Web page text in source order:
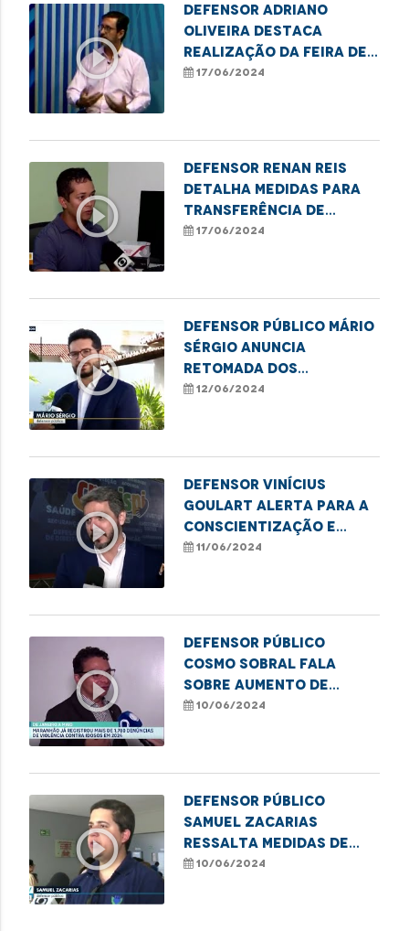
play_circle_outline
Defensor Adriano
Oliveira destaca
realização da Feira de
Empreendedorismo e do
Imperatriz
17/06/2024
play_circle_outline
Defensor Renan Reis
detalha medidas para
transferência de
paciente renal de Codó
17/06/2024
play_circle_outline
Defensor público Mário
Sérgio anuncia
retomada dos
atendimentos
12/06/2024
play_circle_outline
Defensor Vinícius
Goulart alerta para a
conscientização e
combate à violência
11/06/2024
play_circle_outline
Defensor público
Cosmo Sobral fala
sobre aumento de
casos de violência
10/06/2024
play_circle_outline
Defensor público
Samuel Zacarias
ressalta medidas de
combate à violência
10/06/2024